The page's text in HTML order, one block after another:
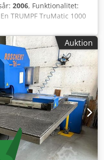
2006, Funktionalitet:
TRUMPF TruMatic 1000
CNC-stansmaskine til
være den
kan alle
Dette gør det
konturer, aflange
effektivt og med høj
til brug i metalindustrien,
generel maskinindustri
data: Producent:
Styring: TRUMPF
til 2.500 × 1.250 mm
mm (afhængigt af
kN (16,5 t)
Auktion